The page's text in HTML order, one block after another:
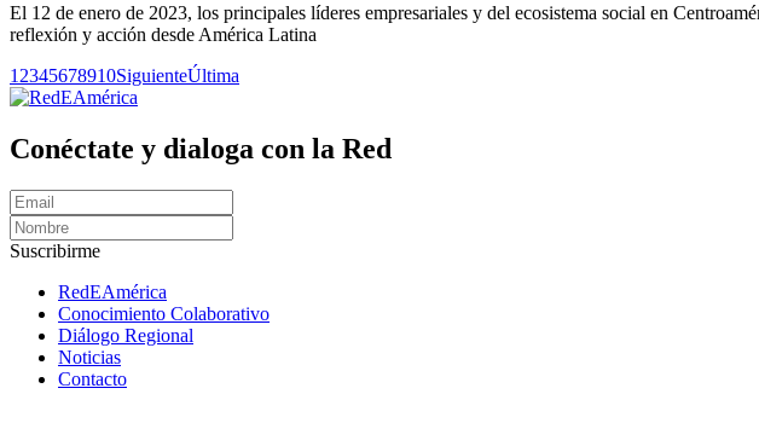
El 12 de enero de 2023, los principales líderes empresariales y del ecosistema social en
reflexión y acción desde América Latina
1 2345678910SiguienteÚltima
Conéctate y dialoga con la Red
Suscribirme
RedEAmérica
Conocimiento Colaborativo
Diálogo Regional
Noticias
Contacto